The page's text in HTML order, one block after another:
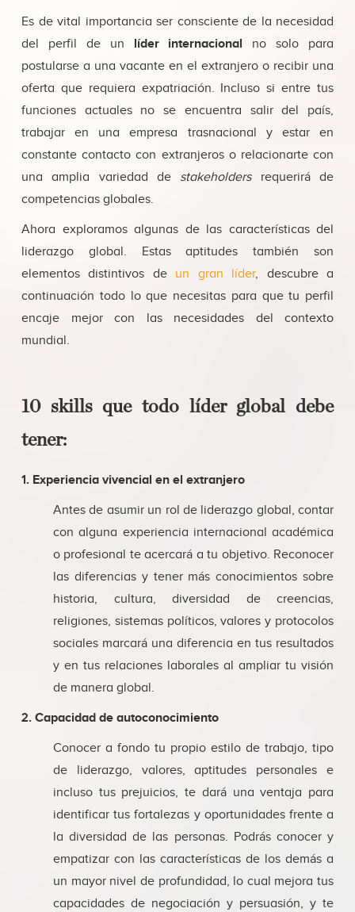
Es de vital importancia ser consciente de la necesidad
del perfil de un líder internacional no solo para
postularse a una vacante en el extranjero o recibir una
oferta que requiera expatriación. Incluso si entre tus
funciones actuales no se encuentra salir del país,
trabajar en una empresa trasnacional y estar en
constante contacto con extranjeros o relacionarte con
una amplia variedad de stakeholdersrequerirá de
competencias globales.
Ahora exploramos algunas de las características del
liderazgo global. Estas aptitudes también son
elementos distintivos de un gran líder, descubre a
continuación todo lo que necesitas para que tu perfil
encaje mejor con las necesidades del contexto
mundial.
10 skills que todo líder global debe
tener:
1. Experiencia vivencial en el extranjero
Antes de asumir un rol de liderazgo global, contar
con alguna experiencia internacional académica
o profesional te acercará a tu objetivo. Reconocer
las diferencias y tener más conocimientos sobre
historia, cultura, diversidad de creencias,
religiones, sistemas políticos, valores y protocolos
sociales marcará una diferencia en tus resultados
y en tus relaciones laborales al ampliar tu visión
de manera global.
2. Capacidad de autoconocimiento
Conocer a fondo tu propio estilo de trabajo, tipo
de liderazgo, valores, aptitudes personales e
incluso tus prejuicios, te dará una ventaja para
identificar tus fortalezas y oportunidades frente a
la diversidad de las personas. Podrás conocer y
empatizar con las características de los demás a
un mayor nivel de profundidad, lo cual mejora tus
capacidades de negociación y persuasión, y te